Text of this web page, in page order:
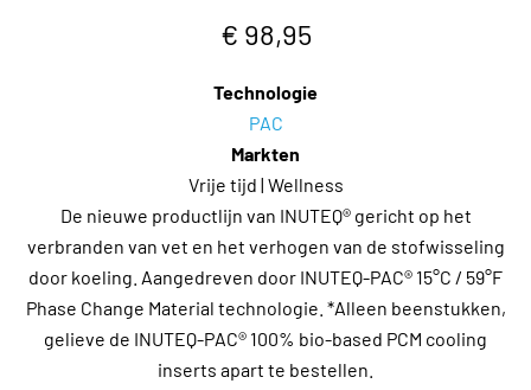
€ 98,95
Technologie
PAC
Markten
Vrije tijd | Wellness
De nieuwe productlijn van INUTEQ® gericht op het
verbranden van vet en het verhogen van de stofwisseling
door koeling. Aangedreven door INUTEQ-PAC® 15°C / 59°F
Phase Change Material technologie. *Alleen beenstukken,
gelieve de INUTEQ-PAC® 100% bio-based PCM cooling
inserts apart te bestellen.